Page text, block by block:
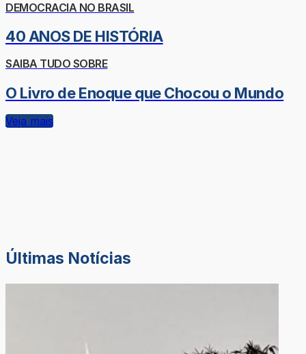
DEMOCRACIA NO BRASIL
40 ANOS DE HISTÓRIA
SAIBA TUDO SOBRE
O Livro de Enoque que Chocou o Mundo
Veja mais
Últimas Notícias